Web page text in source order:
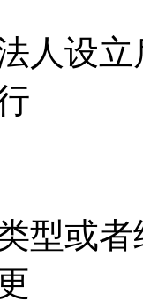
设立
或者